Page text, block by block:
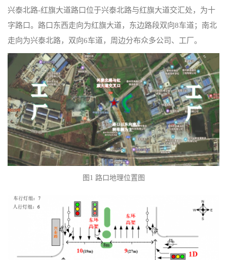
兴泰北路-红旗大道路口位于兴泰北路与红旗大道交汇处，为十
字路口。路口东西走向为红旗大道，东边路段双向8车道；南北
走向为兴泰北路，双向6车道，周边分布众多公司、工厂。
图1 路口地理位置图